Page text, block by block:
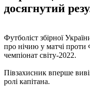
досягнутий
Футболіст збірної
про нічию у матчі проти
чемпіонат світу-2022.
Півзахисник вперше
ролі капітана.